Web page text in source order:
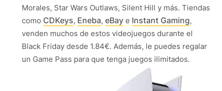
Morales, Star Wars Outlaws, Silent Hill y más. Tiendas
como CDKeys, Eneba, eBay e Instant Gaming,
venden muchos de estos videojuegos durante el
Black Friday desde 1.84€. Además, le puedes regalar
un Game Pass para que tenga juegos ilimitados.